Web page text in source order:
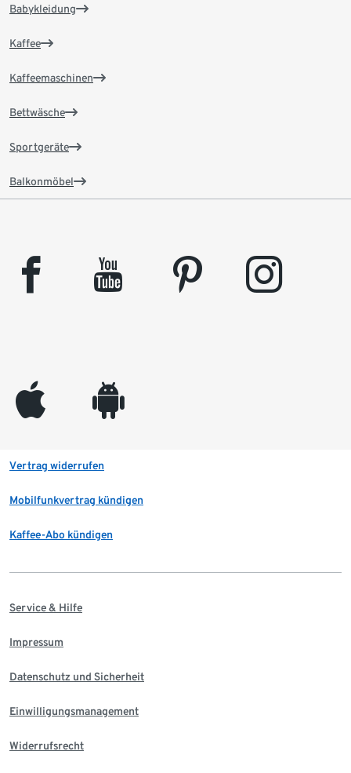
Babykleidung
Kaffee
Kaffeemaschinen
Bettwäsche
Sportgeräte
Balkonmöbel
facebook youtube pinterest instagram
appleinc android
Vertrag widerrufen
Mobilfunkvertrag kündigen
Kaffee-Abo kündigen
Service & Hilfe
Impressum
Datenschutz und Sicherheit
Einwilligungsmanagement
Widerrufsrecht